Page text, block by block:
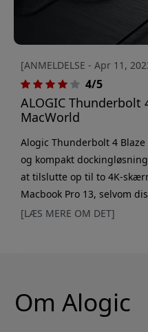
[ANMELDELSE - Apr 11,
4/5
ALOGIC Thunderbolt
MacWorld
Alogic Thunderbolt 4
og kompakt
at tilslutte op til to 4K-
Macbook Pro 13, selvom
enkelt ekstern skærm. Det
[LÆS MERE OM DET]
Om Alogic